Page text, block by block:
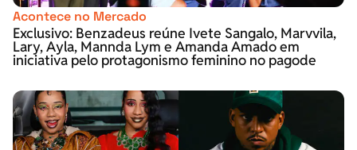
Acontece no Mercado
Exclusivo: Benzadeus reúne Ivete Sangalo, Marvvila,
Lary, Ayla, Mannda Lym e Amanda Amado em
iniciativa pelo protagonismo feminino no pagode